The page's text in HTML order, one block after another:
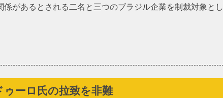
係があるとされる二名と三つのブラジル企業を制裁対象とし
ーロ氏の拉致を非難